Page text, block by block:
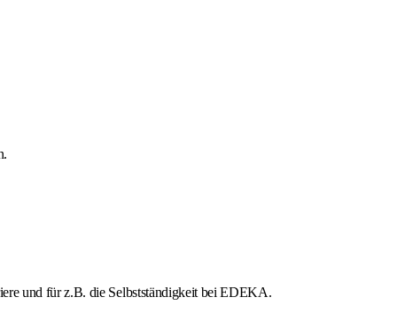
und für z.B. die Selbstständigkeit bei EDEKA.